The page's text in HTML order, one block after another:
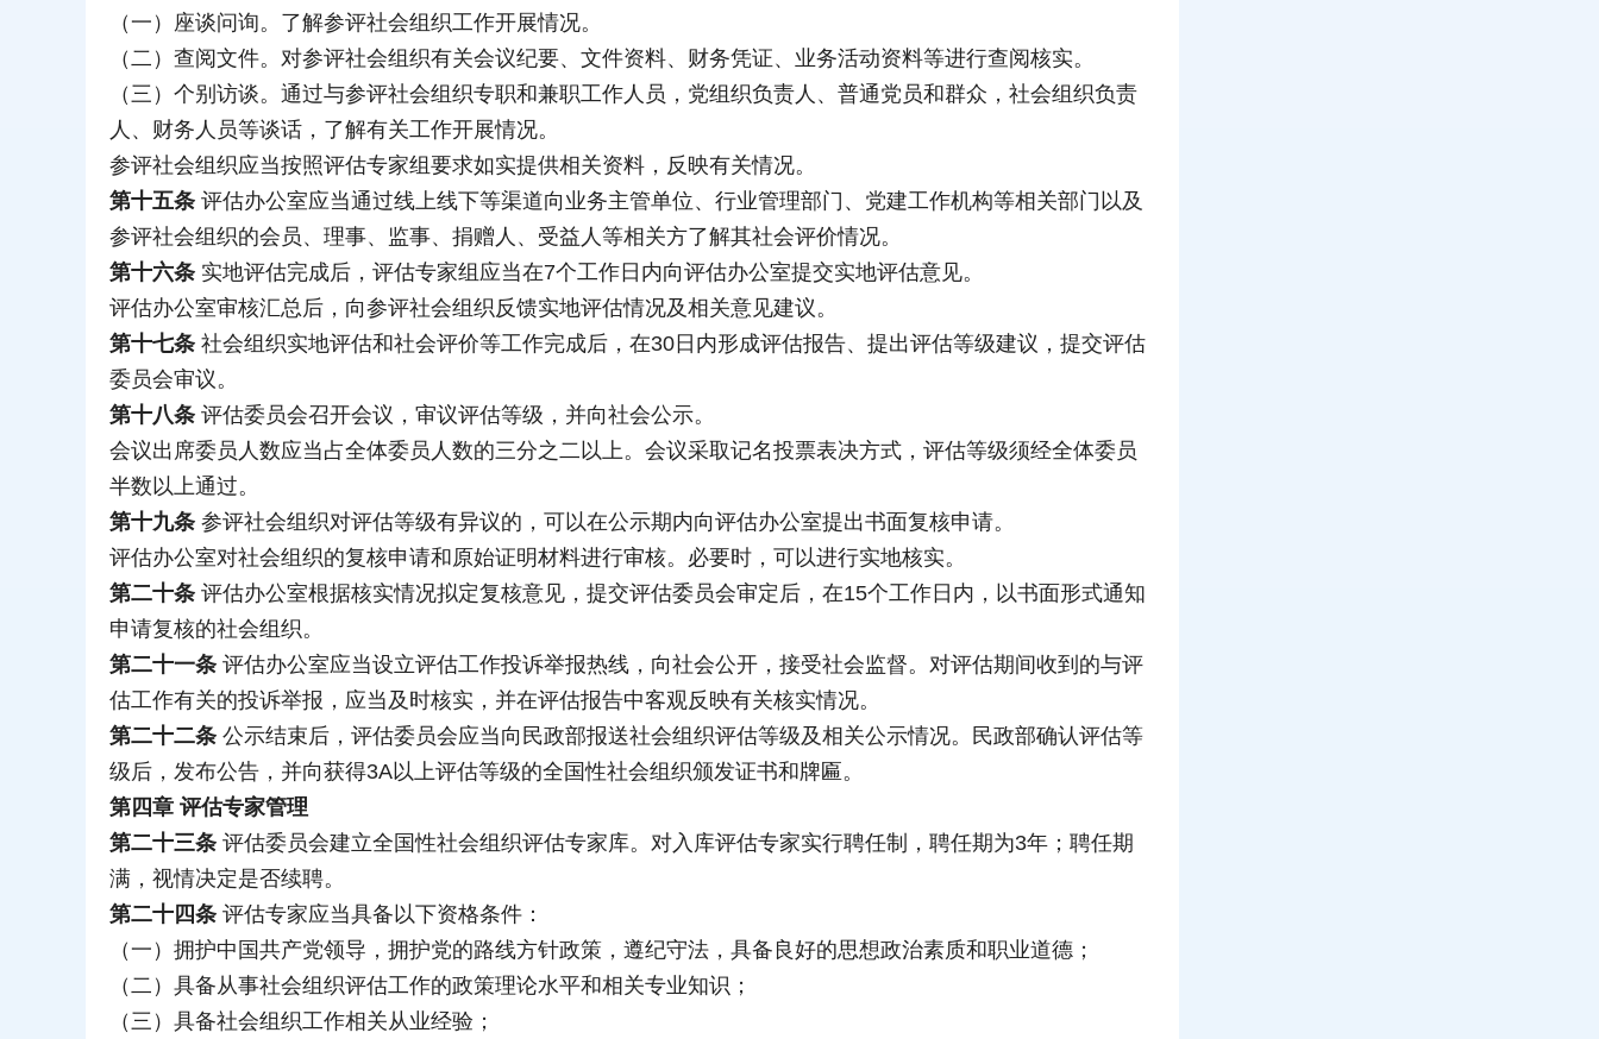
（一）座谈问询。了解参评社会组织工作开展情况。
（二）查阅文件。对参评社会组织有关会议纪要、文件资料、财务凭证、业务活动资料等进行查阅核实。
（三）个别访谈。通过与参评社会组织专职和兼职工作人员，党组织负责人、普通党员和群众，社会组织负责
人、财务人员等谈话，了解有关工作开展情况。
参评社会组织应当按照评估专家组要求如实提供相关资料，反映有关情况。
第十五条 评估办公室应当通过线上线下等渠道向业务主管单位、行业管理部门、党建工作机构等相关部门以及
参评社会组织的会员、理事、监事、捐赠人、受益人等相关方了解其社会评价情况。
第十六条 实地评估完成后，评估专家组应当在7个工作日内向评估办公室提交实地评估意见。
评估办公室审核汇总后，向参评社会组织反馈实地评估情况及相关意见建议。
第十七条 社会组织实地评估和社会评价等工作完成后，在30日内形成评估报告、提出评估等级建议，提交评估
委员会审议。
第十八条 评估委员会召开会议，审议评估等级，并向社会公示。
会议出席委员人数应当占全体委员人数的三分之二以上。会议采取记名投票表决方式，评估等级须经全体委员
半数以上通过。
第十九条 参评社会组织对评估等级有异议的，可以在公示期内向评估办公室提出书面复核申请。
评估办公室对社会组织的复核申请和原始证明材料进行审核。必要时，可以进行实地核实。
第二十条 评估办公室根据核实情况拟定复核意见，提交评估委员会审定后，在15个工作日内，以书面形式通知
申请复核的社会组织。
第二十一条 评估办公室应当设立评估工作投诉举报热线，向社会公开，接受社会监督。对评估期间收到的与评
估工作有关的投诉举报，应当及时核实，并在评估报告中客观反映有关核实情况。
第二十二条 公示结束后，评估委员会应当向民政部报送社会组织评估等级及相关公示情况。民政部确认评估等
级后，发布公告，并向获得3A以上评估等级的全国性社会组织颁发证书和牌匾。
第四章 评估专家管理
第二十三条 评估委员会建立全国性社会组织评估专家库。对入库评估专家实行聘任制，聘任期为3年；聘任期
满，视情决定是否续聘。
第二十四条 评估专家应当具备以下资格条件：
（一）拥护中国共产党领导，拥护党的路线方针政策，遵纪守法，具备良好的思想政治素质和职业道德；
（二）具备从事社会组织评估工作的政策理论水平和相关专业知识；
（三）具备社会组织工作相关从业经验；